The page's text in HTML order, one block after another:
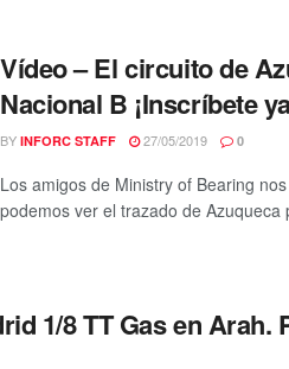
Vídeo – El circuito de
Nacional B ¡Inscríbete
BY INFORC STAFF 27/05/2019 0
Los amigos de Ministry of Bearing
podemos ver el trazado de Azuqueca
1/8 TT Gas en Arah.